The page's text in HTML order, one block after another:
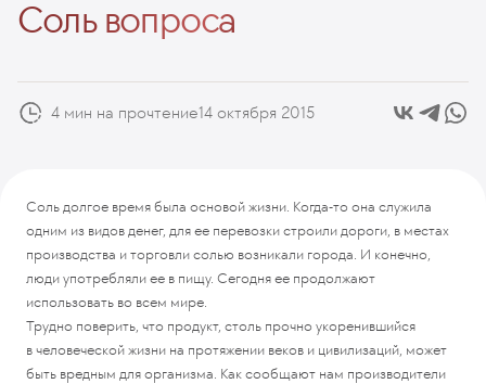
Соль вопроса
4 мин на прочтение14 октября 2015
Соль долгое время была основой жизни. Когда-то она служила
одним из видов денег, для ее перевозки строили дороги, в местах
производства и торговли солью возникали города. И конечно,
люди употребляли ее в пищу. Сегодня ее продолжают
использовать во всем мире.
Трудно поверить, что продукт, столь прочно укоренившийся
в человеческой жизни на протяжении веков и цивилизаций, может
быть вредным для организма. Как сообщают нам производители